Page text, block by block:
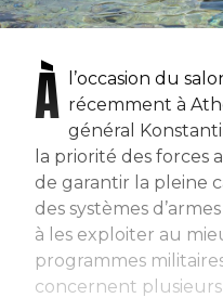
À
l’occasion du
récemment à
général
la priorité des forces
de garantir la pleine
des systèmes
à les exploiter au
programmes
concernent